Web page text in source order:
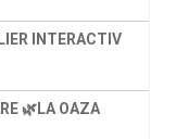
INTERACTIV
🌿LA OAZA